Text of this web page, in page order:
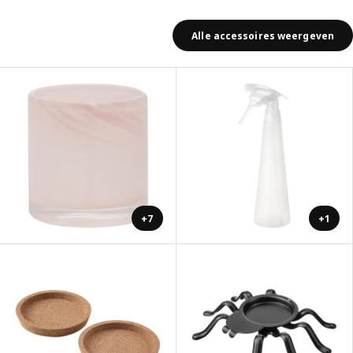
Alle accessoires weergeven
+7 +1